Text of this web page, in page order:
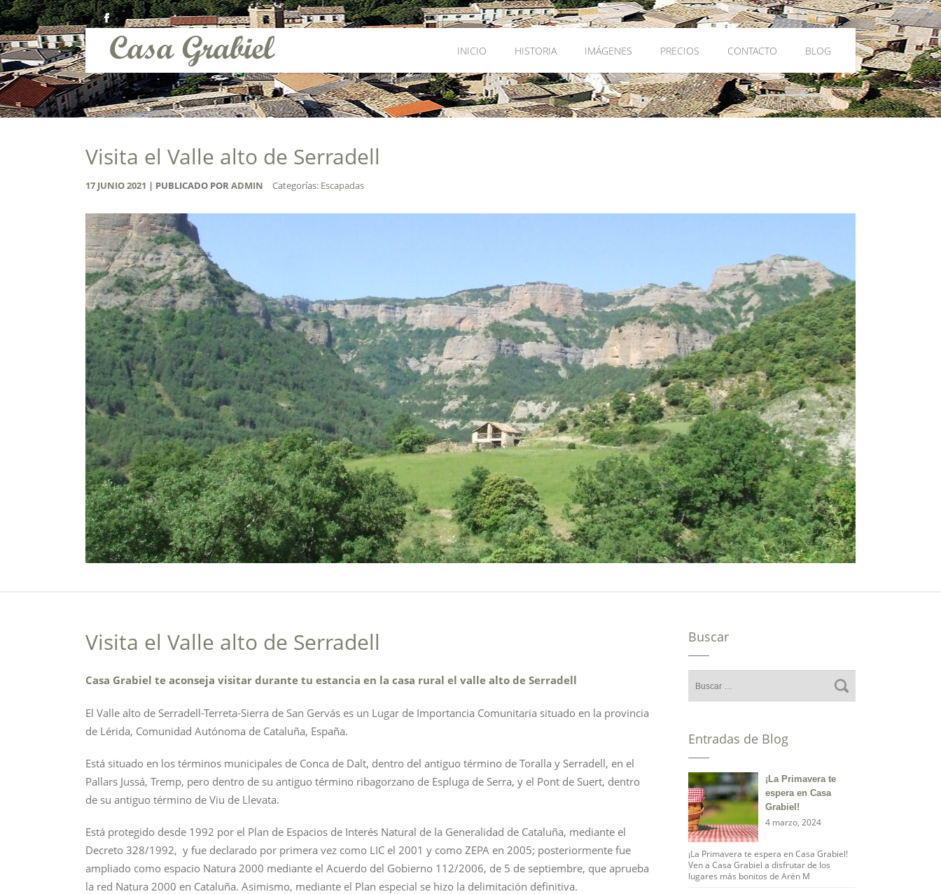
INICIO HISTORIA IMÁGENES PRECIOS CONTACTO BLOG
Visita el Valle alto de Serradell
17 JUNIO2021 PUBLICADO PORADMIN Categorías: Escapadas
Visita el Valle alto de Serradell
Casa Grabiel te aconseja visitar durante tu estancia en la casa rural el valle alto de Serradell
El Valle alto de Serradell-Terreta-Sierra de San Gervás es un Lugar de Importancia Comunitaria situado en la provincia
de Lérida, Comunidad Autónoma de Cataluña, España.
Está situado en los términos municipales de Conca de Dalt, dentro del antiguo término de Toralla y Serradell, en el
Pallars Jussá, Tremp, pero dentro de su antiguo término ribagorzano de Espluga de Serra, y el Pont de Suert, dentro
de su antiguo término de Viu de Llevata.
Está protegido desde 1992 por el Plan de Espacios de Interés Natural de la Generalidad de Cataluña, mediante el
Decreto 328/1992, ​ y fue declarado por primera vez como LIC el 2001 y como ZEPA en 2005; posteriormente fue
ampliado como espacio Natura 2000 mediante el Acuerdo del Gobierno 112/2006, de 5 de septiembre, que aprueba
la red Natura 2000 en Cataluña.​ Asimismo, mediante el Plan especial se hizo la delimitación definitiva.
Buscar
Entradas de Blog
¡La Primavera te
espera en Casa
Grabiel!
4 marzo, 2024
¡La Primavera te espera en Casa Grabiel!
Ven a Casa Grabiel a disfrutar de los
lugares más bonitos de Arén M